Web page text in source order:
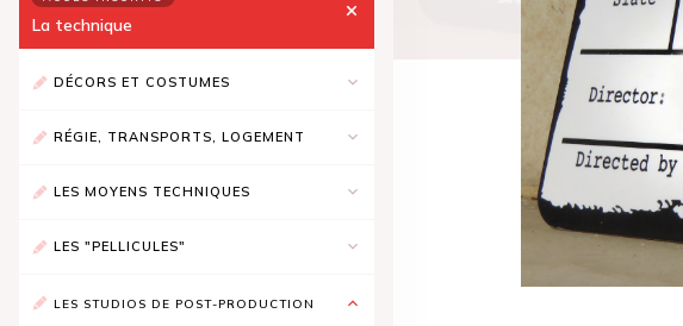
La technique
DÉCORS ET COSTUMES
RÉGIE, TRANSPORTS, LOGEMENT
LES MOYENS TECHNIQUES
LES "PELLICULES"
LES STUDIOS DE POST-PRODUCTION